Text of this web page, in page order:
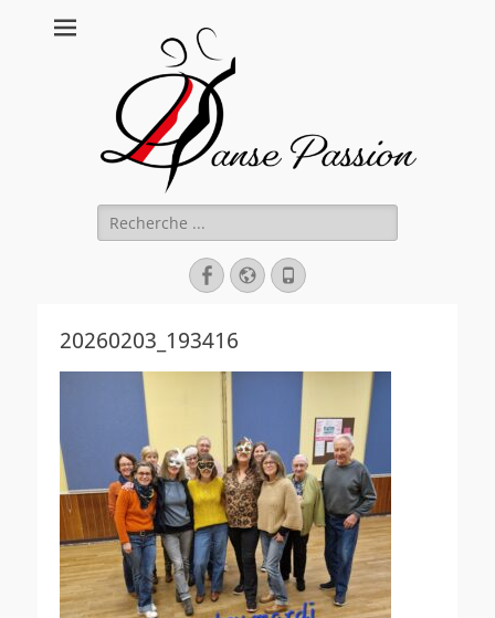
Rechercher :
Facebook
Site
web
Tél
20260203_193416